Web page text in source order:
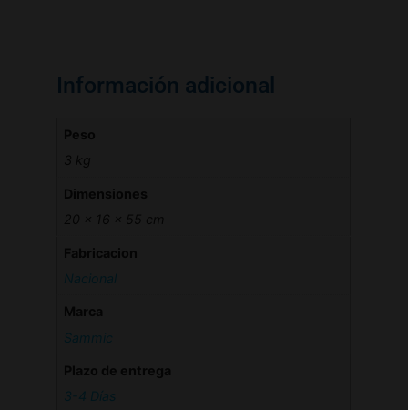
Información adicional
Nacional
Sammic
3-4 Días